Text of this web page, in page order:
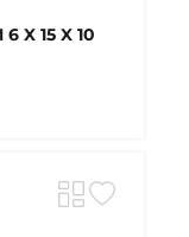
X 15 X 10